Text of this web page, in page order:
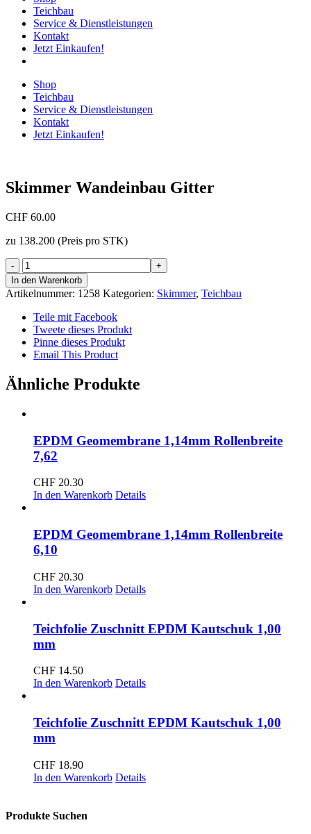
Teichbau
Service & Dienstleistungen
Kontakt
Jetzt Einkaufen!
Shop
Teichbau
Service & Dienstleistungen
Kontakt
Jetzt Einkaufen!
Skimmer Wandeinbau Gitter
CHF 60.00
zu 138.200 (Preis pro STK)
Skimmer
Wandeinbau
Gitter
Menge
In den Warenkorb
Artikelnummer: 1258 Kategorien: Skimmer, Teichbau
Teile mit Facebook
Tweete dieses Produkt
Pinne dieses Produkt
Email This Product
Ähnliche Produkte
EPDM Geomembrane 1,14mm Rollenbreite
7,62
CHF 20.30
In den Warenkorb Details
EPDM Geomembrane 1,14mm Rollenbreite
6,10
CHF 20.30
In den Warenkorb Details
Teichfolie Zuschnitt EPDM Kautschuk 1,00
mm
CHF 14.50
In den Warenkorb Details
Teichfolie Zuschnitt EPDM Kautschuk 1,00
mm
CHF 18.90
In den Warenkorb Details
Produkte Suchen